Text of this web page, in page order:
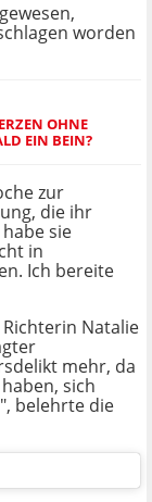
worden
OHNE
EIN BEIN?
zur
die ihr
habe sie
in
Ich bereite
Natalie
mehr, da
sich
belehrte die